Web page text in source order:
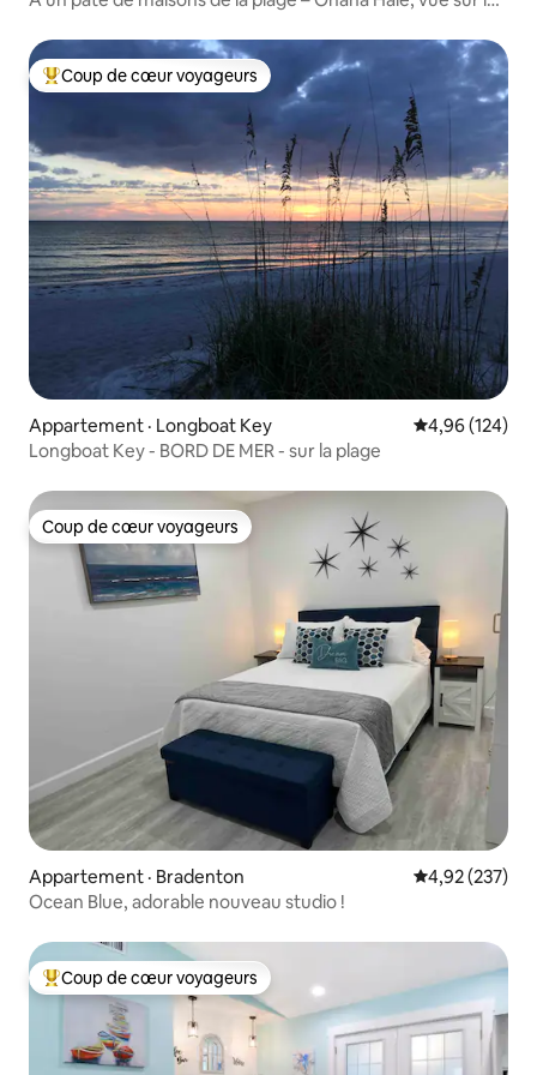
Coup de cœur voyageurs parmi les plus aimés
Coup de cœur voyageurs
Appartement · Longboat Key Note
4,96 (124)
Longboat Key - BORD DE MER - sur la plage
Coup de cœur voyageurs
Coup de cœur voyageurs
Appartement · Bradenton Note
4,92 (237)
Ocean Blue, adorable nouveau studio !
Coup de cœur voyageurs parmi les plus aimés
Coup de cœur voyageurs